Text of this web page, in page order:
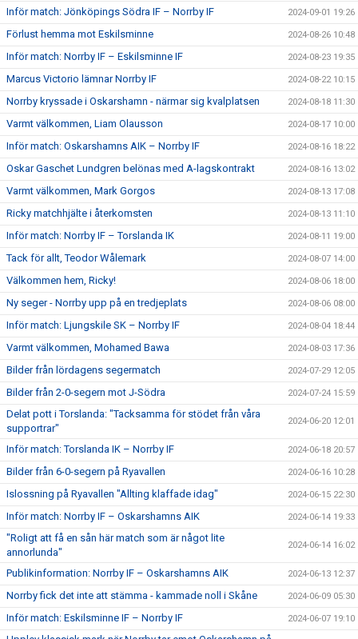
Inför match: Jönköpings Södra IF – Norrby IF 2024-09-01 19:26
Förlust hemma mot Eskilsminne 2024-08-26 10:48
Inför match: Norrby IF – Eskilsminne IF 2024-08-23 19:35
Marcus Victorio lämnar Norrby IF 2024-08-22 10:15
Norrby kryssade i Oskarshamn - närmar sig kvalplatsen 2024-08-18 11:30
Varmt välkommen, Liam Olausson 2024-08-17 10:00
Inför match: Oskarshamns AIK – Norrby IF 2024-08-16 18:22
Oskar Gaschet Lundgren belönas med A-lagskontrakt 2024-08-16 13:02
Varmt välkommen, Mark Gorgos 2024-08-13 17:08
Ricky matchhjälte i återkomsten 2024-08-13 11:10
Inför match: Norrby IF – Torslanda IK 2024-08-11 19:00
Tack för allt, Teodor Wålemark 2024-08-07 14:00
Välkommen hem, Ricky! 2024-08-06 18:00
Ny seger - Norrby upp på en tredjeplats 2024-08-06 08:00
Inför match: Ljungskile SK – Norrby IF 2024-08-04 18:44
Varmt välkommen, Mohamed Bawa 2024-08-03 17:36
Bilder från lördagens segermatch 2024-07-29 12:05
Bilder från 2-0-segern mot J-Södra 2024-07-24 15:59
Delat pott i Torslanda: "Tacksamma för stödet från våra
supportrar"
2024-06-20 12:01
Inför match: Torslanda IK – Norrby IF 2024-06-18 20:57
Bilder från 6-0-segern på Ryavallen 2024-06-16 10:28
Islossning på Ryavallen "Allting klaffade idag" 2024-06-15 22:30
Inför match: Norrby IF – Oskarshamns AIK 2024-06-14 19:33
"Roligt att få en sån här match som är något lite
annorlunda"
2024-06-14 16:02
Publikinformation: Norrby IF – Oskarshamns AIK 2024-06-13 12:37
Norrby fick det inte att stämma - kammade noll i Skåne 2024-06-09 05:30
Inför match: Eskilsminne IF – Norrby IF 2024-06-07 19:10